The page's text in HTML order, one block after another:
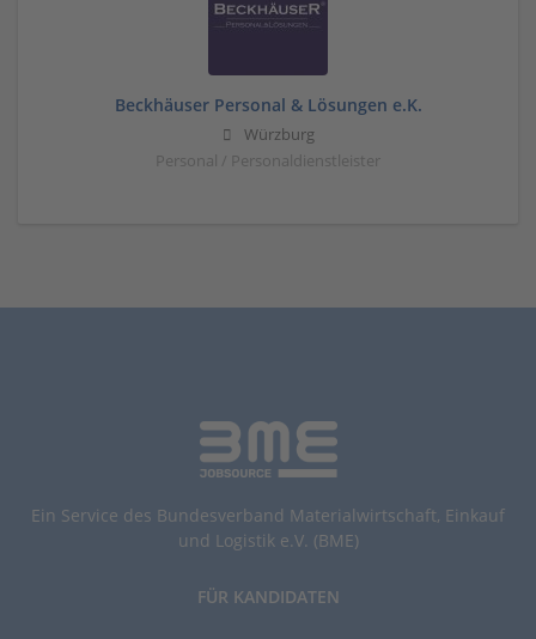
Beckhäuser Personal & Lösungen e.K.
Würzburg
Personal / Personaldienstleister
Ein Service des Bundesverband Materialwirtschaft, Einkauf
und Logistik e.V. (BME)
FÜR KANDIDATEN